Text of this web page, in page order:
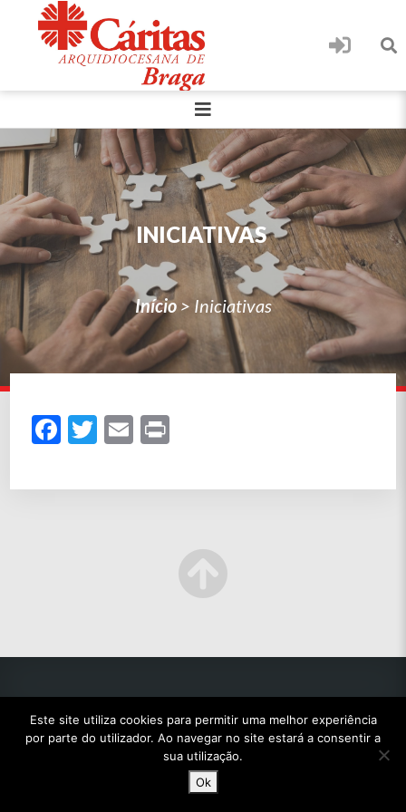
INICIATIVAS
Início > Iniciativas
Facebook
Twitter
Email
© 2022 TODOS OS DIREITOS RESERVADOS.
Este site utiliza cookies para permitir uma melhor experiência
por parte do utilizador. Ao navegar no site estará a consentir a
sua utilização.
Ok